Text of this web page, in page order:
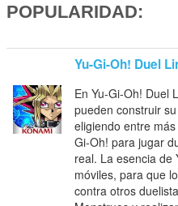
POPULARIDAD:
Yu-Gi-Oh! Duel
En Yu-Gi-Oh! Duel
pueden construir
eligiendo entre
Gi-Oh! para jugar
real. La esencia de
móviles, para que
contra otros